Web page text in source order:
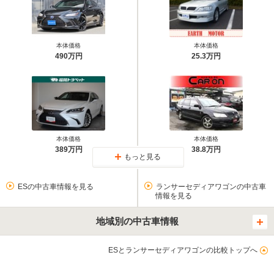
本体価格
490万円
本体価格
389万円
本体価格
25.3万円
本体価格
38.8万円
もっと見る
ESの中古車情報を見る
ランサーセディアワゴンの中古車
情報を見る
地域別の中古車情報
ESとランサーセディアワゴンの比較トップへ